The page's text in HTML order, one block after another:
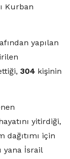
Kurban
yapılan
304 kişinin
yitirdiği,
dağıtımı için
yana İsrail